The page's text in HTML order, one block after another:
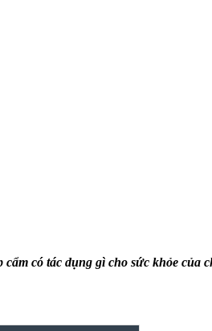
cẩm có tác dụng gì cho sức khỏe của